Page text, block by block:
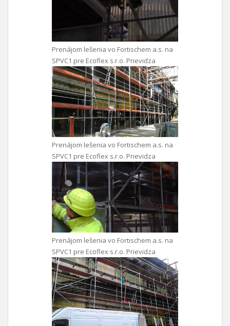
Prenájom lešenia vo Fortischem a.s. na
SPVC1 pre Ecoflex s.r.o. Prievidza
Prenájom lešenia vo Fortischem a.s. na
SPVC1 pre Ecoflex s.r.o. Prievidza
Prenájom lešenia vo Fortischem a.s. na
SPVC1 pre Ecoflex s.r.o. Prievidza